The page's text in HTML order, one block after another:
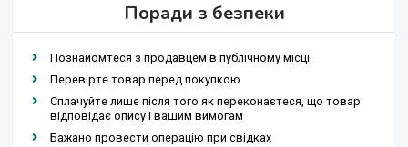
Поради з безпеки
Познайомтеся з продавцем в публічному місці
Перевірте товар перед покупкою
Сплачуйте лише після того як переконаєтеся, що товар
відповідає опису і вашим вимогам
Бажано провести операцію при свідках